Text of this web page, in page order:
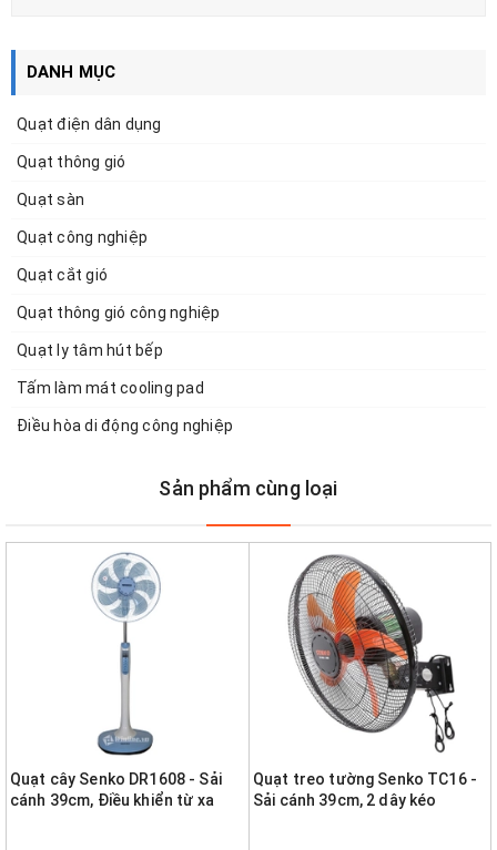
DANH MỤC
Quạt điện dân dụng
Quạt thông gió
Quạt sàn
Quạt công nghiệp
Quạt cắt gió
Quạt thông gió công nghiệp
Quạt ly tâm hút bếp
Tấm làm mát cooling pad
Điều hòa di động công nghiệp
Sản phẩm cùng loại
Quạt cây Senko DR1608 - Sải
cánh 39cm, Điều khiển từ xa
Quạt treo tường Senko TC16 -
Sải cánh 39cm, 2 dây kéo